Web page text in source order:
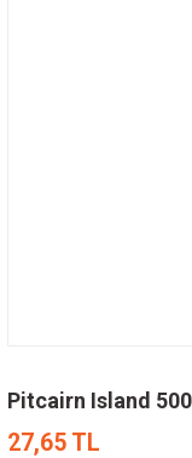
Pitcairn Island
27,65 TL